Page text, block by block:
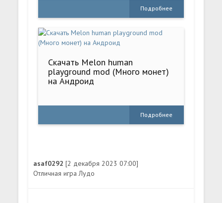
Подробнее
Скачать Melon human
playground mod (Много монет)
на Андроид
Подробнее
asaf0292[2 декабря 2023 07:00]
Отличная игра Лудо